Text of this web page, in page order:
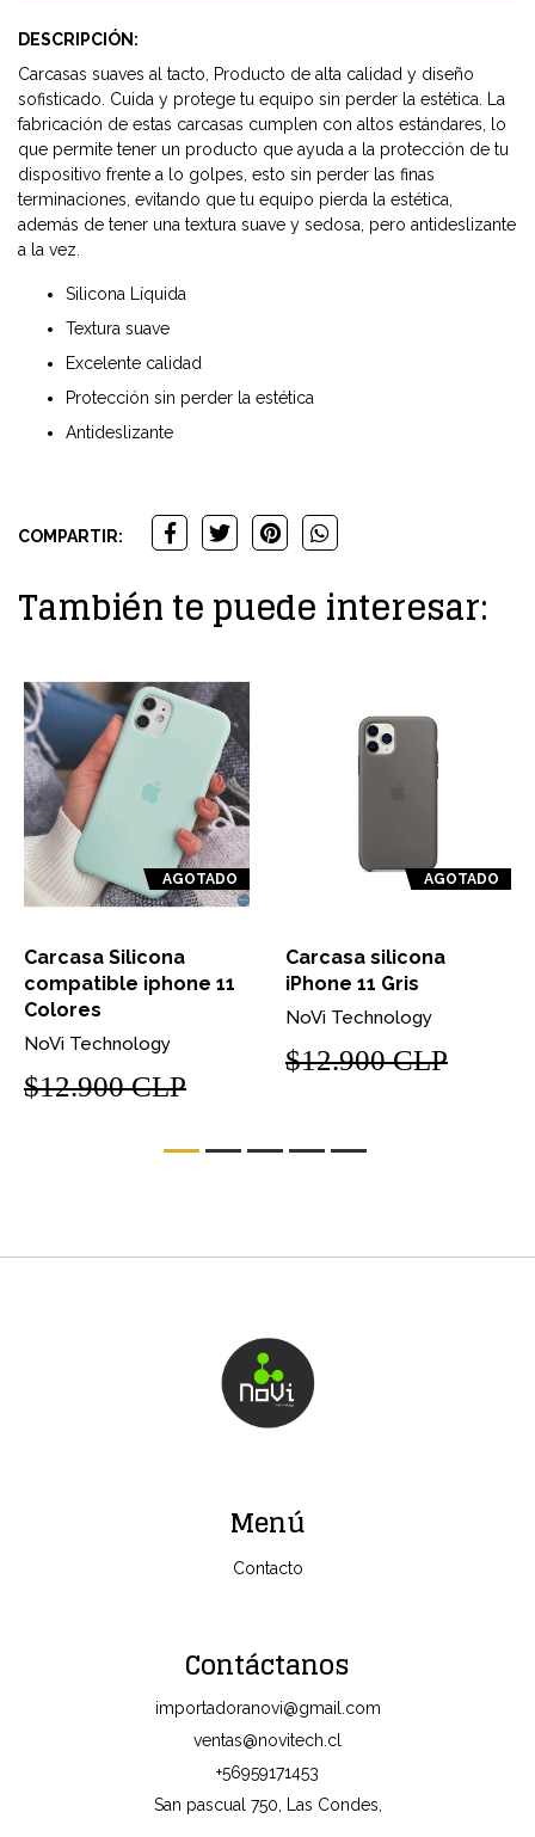
DESCRIPCIÓN:
Carcasas suaves al tacto, Producto de alta calidad y diseño
sofisticado. Cuida y protege tu equipo sin perder la estética. La
fabricación de estas carcasas cumplen con altos estándares, lo
que permite tener un producto que ayuda a la protección de tu
dispositivo frente a lo golpes, esto sin perder las finas
terminaciones, evitando que tu equipo pierda la estética,
además de tener una textura suave y sedosa, pero antideslizante
a la vez.
Silicona Líquida
Textura suave
Excelente calidad
Protección sin perder la estética
Antideslizante
COMPARTIR:
También te puede interesar:
AGOTADO
Carcasa Silicona
compatible iphone 11
Colores
NoVi Technology
$12.900 CLP
AGOTADO
Carcasa silicona
iPhone 11 Gris
NoVi Technology
$12.900 CLP
Menú
Contacto
Contáctanos
importadoranovi@gmail.com
ventas@novitech.cl
+56959171453
San pascual 750, Las Condes,